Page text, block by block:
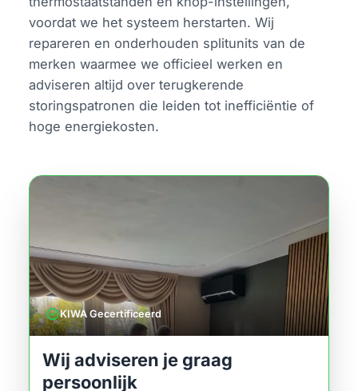
voordat we het systeem herstarten. Wij
repareren en onderhouden splitunits van de
merken waarmee we officieel werken en
adviseren altijd over terugkerende
storingspatronen die leiden tot inefficiëntie of
hoge energiekosten.
verifiedKIWA Gecertificeerd
Wij adviseren je graag
persoonlijk